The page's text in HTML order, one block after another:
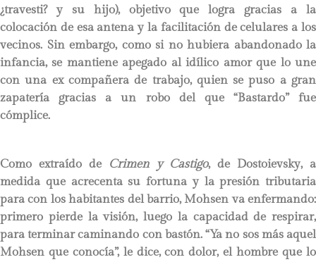
¿travesti? y su hijo), objetivo que logra gracias a la
colocación de esa antena y la facilitación de celulares a los
vecinos. Sin embargo, como si no hubiera abandonado la
infancia, se mantiene apegado al idílico amor que lo une
con una ex compañera de trabajo, quien se puso a gran
zapatería gracias a un robo del que “Bastardo” fue
cómplice.
Como extraído de Crimen y Castigo, de Dostoievsky, a
medida que acrecenta su fortuna y la presión tributaria
para con los habitantes del barrio, Mohsen va enfermando:
primero pierde la visión, luego la capacidad de respirar,
para terminar caminando con bastón. “Ya no sos más aquel
Mohsen que conocía”, le dice, con dolor, el hombre que lo